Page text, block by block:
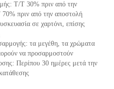
T/T 30% πριν από την
πριν από την αποστολή
σε χαρτόνι, επίσης
τα μεγέθη, τα χρώματα
να προσαρμοστούν
Περίπου 30 ημέρες μετά την